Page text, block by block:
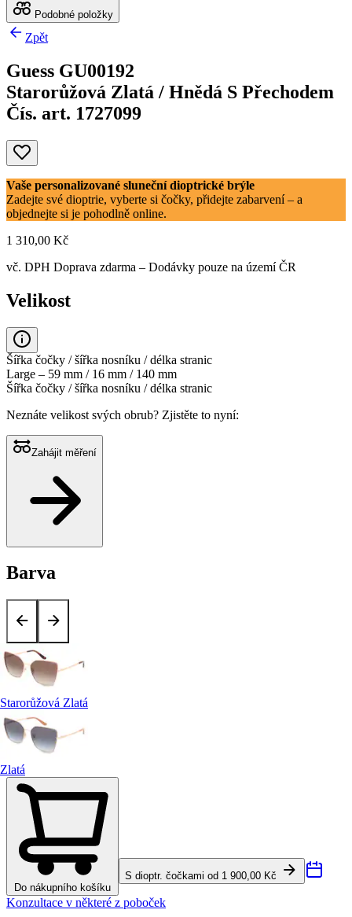
Podobné položky
Zpět
Guess GU00192
Starorůžová Zlatá / Hnědá S Přechodem
Čís. art. 1727099
Vaše personalizované sluneční dioptrické brýle
Zadejte své dioptrie, vyberte si čočky, přidejte zabarvení – a
objednejte si je pohodlně online.
1 310,00 Kč
vč. DPH Doprava zdarma – Dodávky pouze na území ČR
Velikost
Šířka čočky / šířka nosníku / délka stranic
Large – 59 mm / 16 mm / 140 mm
Šířka čočky / šířka nosníku / délka stranic
Neznáte velikost svých obrub? Zjistěte to nyní:
Zahájit měření
Barva
Starorůžová Zlatá
Zlatá
Do nákupního košíku
S dioptr. čočkami od 1 900,00 Kč
Konzultace v některé z poboček